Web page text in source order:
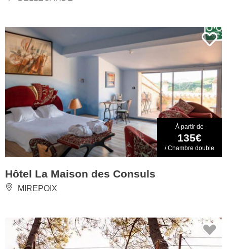
À partir de
135€
/ Chambre double
Hôtel La Maison des Consuls
MIREPOIX